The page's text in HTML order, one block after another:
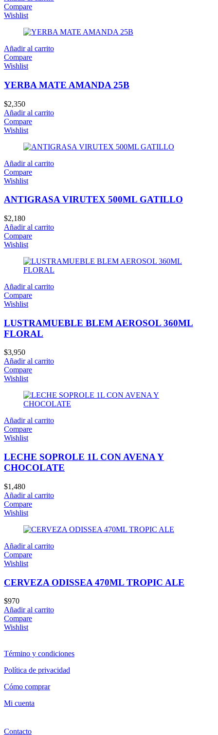
Compare
Wishlist
Añadir al carrito
Compare
Wishlist
YERBA MATE AMANDA 25B
$2,350
Añadir al carrito
Compare
Wishlist
Añadir al carrito
Compare
Wishlist
ANTIGRASA VIRUTEX 500ML GATILLO
$2,180
Añadir al carrito
Compare
Wishlist
Añadir al carrito
Compare
Wishlist
LUSTRAMUEBLE BLEM AEROSOL 360ML
FLORAL
$3,950
Añadir al carrito
Compare
Wishlist
Añadir al carrito
Compare
Wishlist
LECHE SOPROLE 1L CON AVENA Y
CHOCOLATE
$1,480
Añadir al carrito
Compare
Wishlist
Añadir al carrito
Compare
Wishlist
CERVEZA ODISSEA 470ML TROPIC ALE
$970
Añadir al carrito
Compare
Wishlist
Término y condiciones
Política de privacidad
Cómo comprar
Mi cuenta
Contacto